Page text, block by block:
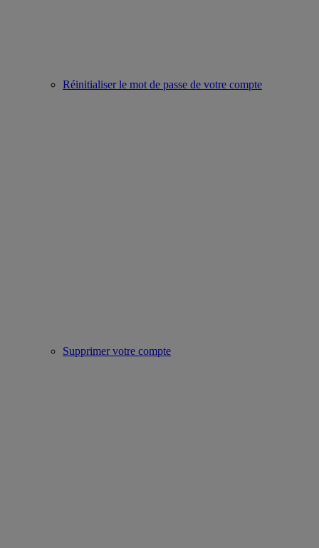
Réinitialiser le mot de passe de votre compte
Supprimer votre compte